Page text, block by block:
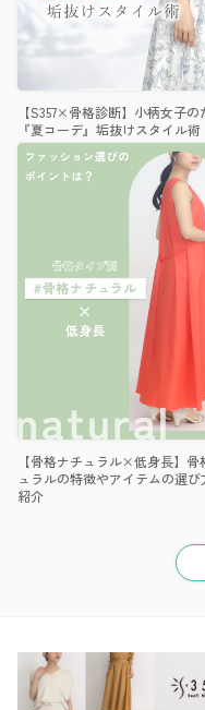
【S357×骨格診断】小柄女子の
『夏コーデ』垢抜けスタイル術
【骨格ナチュラル×低身長】骨
ュラルの特徴やアイテムの選び
紹介